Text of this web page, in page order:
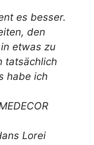
es besser.
den
etwas zu
tatsächlich
habe ich
Lorei